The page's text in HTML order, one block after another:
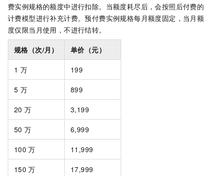
费实例规格的额度中进行扣除。当额度耗尽后，会按照后付费的
计费模型进行补充计费。预付费实例规格每月额度固定，当月额
度仅限当月使用，不进行结转。
规格（次/月） 单价（元）
1 万 199
5 万 899
20 万 3,199
50 万 6,999
100 万 11,999
150 万 17,999